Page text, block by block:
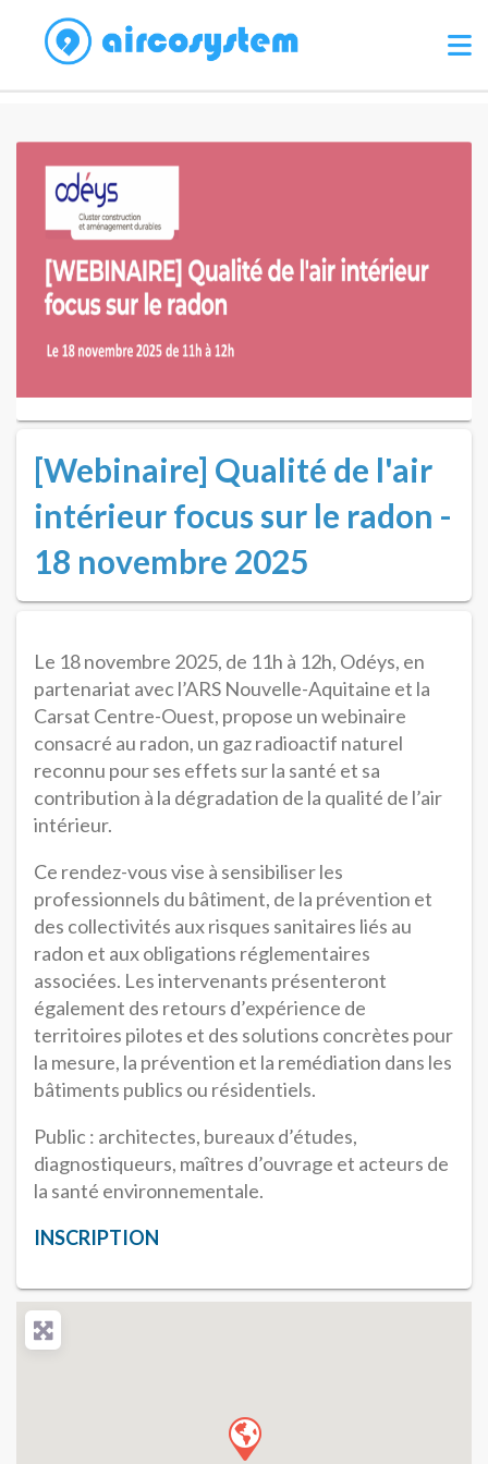
[Webinaire] Qualité de l'air
intérieur focus sur le radon -
18 novembre 2025
Le 18 novembre 2025, de 11h à 12h, Odéys, en
partenariat avec l’ARS Nouvelle-Aquitaine et la
Carsat Centre-Ouest, propose un webinaire
consacré au radon, un gaz radioactif naturel
reconnu pour ses effets sur la santé et sa
contribution à la dégradation de la qualité de l’air
intérieur.
Ce rendez-vous vise à sensibiliser les
professionnels du bâtiment, de la prévention et
des collectivités aux risques sanitaires liés au
radon et aux obligations réglementaires
associées. Les intervenants présenteront
également des retours d’expérience de
territoires pilotes et des solutions concrètes pour
la mesure, la prévention et la remédiation dans les
bâtiments publics ou résidentiels.
Public : architectes, bureaux d’études,
diagnostiqueurs, maîtres d’ouvrage et acteurs de
la santé environnementale.
INSCRIPTION